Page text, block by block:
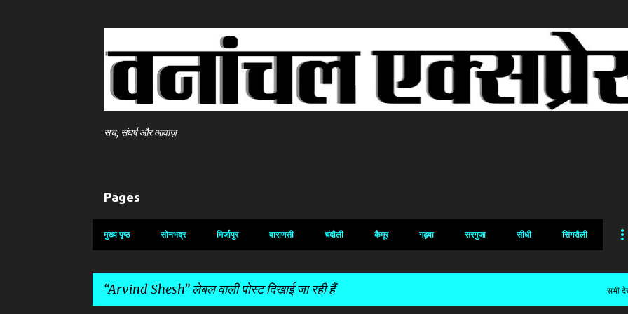
सच, संघर्ष और आवाज़
Pages
मुख्य पृष्ठ सोनभद्र मिर्जापुर वाराणसी चंदौली कैमूर गढ़वा सरगुजा सीधी सिंगरौली
Arvind Shesh लेबल वाली पोस्ट दिखाई जा रही हैं सभी